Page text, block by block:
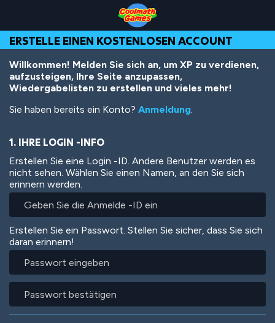
Top
of
Page
Navigation
Main
Content
Footer
Inhalt
ERSTELLE EINEN KOSTENLOSEN ACCOUNT
Willkommen! Melden Sie sich an, um XP zu verdienen,
aufzusteigen, Ihre Seite anzupassen,
Wiedergabelisten zu erstellen und vieles mehr!
Sie haben bereits ein Konto? Anmeldung.
1. IHRE LOGIN -INFO
Erstellen Sie eine Login -ID. Andere Benutzer werden es
nicht sehen. Wählen Sie einen Namen, an den Sie sich
erinnern werden.
Erstellen Sie ein Passwort. Stellen Sie sicher, dass Sie sich
daran erinnern!
eingeben
bestätigen